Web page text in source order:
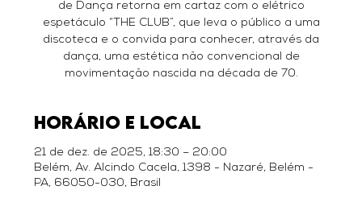
de Dança retorna em cartaz com o elétrico
espetáculo “THE CLUB”, que leva o público a uma
discoteca e o convida para conhecer, através da
dança, uma estética não convencional de
movimentação nascida na década de 70.
Horário e local
21 de dez. de 2025, 18:30 – 20:00
Belém, Av. Alcindo Cacela, 1398 - Nazaré, Belém -
PA, 66050-030, Brasil